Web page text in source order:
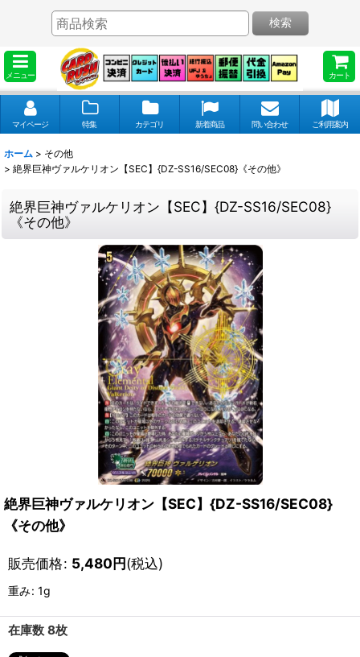
メニュー カート
検索
マイページ 特集 カテゴリ 新着商品 問い合わせ ご利用案内
ホーム > その他
> 絶界巨神ヴァルケリオン【SEC】{DZ-SS16/SEC08}《その他》
絶界巨神ヴァルケリオン【SEC】{DZ-SS16/SEC08}
《その他》
絶界巨神ヴァルケリオン【SEC】{DZ-SS16/SEC08}
《その他》
販売価格: 5,480円(税込)
重み: 1g
在庫数 8枚